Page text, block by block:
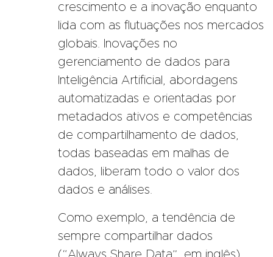
crescimento e a inovação enquanto
lida com as flutuações nos mercados
globais. Inovações no
gerenciamento de dados para
Inteligência Artificial, abordagens
automatizadas e orientadas por
metadados ativos e competências
de compartilhamento de dados,
todas baseadas em malhas de
dados, liberam todo o valor dos
dados e análises.
Como exemplo, a tendência de
sempre compartilhar dados
(“Always Share Data”, em inglês)